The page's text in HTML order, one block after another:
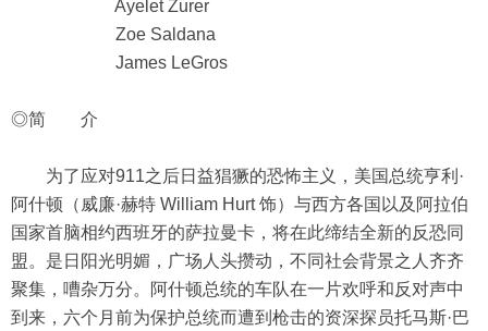
Ayelet Zurer
Zoe Saldana
James LeGros
◎简 介
为了应对911之后日益猖獗的恐怖主义，美国总统亨利·
阿什顿（威廉·赫特 William Hurt 饰）与西方各国以及阿拉伯
国家首脑相约西班牙的萨拉曼卡，将在此缔结全新的反恐同
盟。是日阳光明媚，广场人头攒动，不同社会背景之人齐齐
聚集，嘈杂万分。阿什顿总统的车队在一片欢呼和反对声中
到来，六个月前为保护总统而遭到枪击的资深探员托马斯·巴